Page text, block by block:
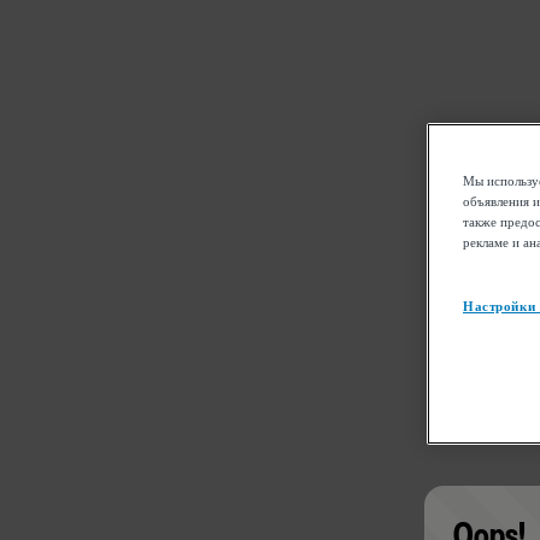
Мы
объявления
также
рекламе и